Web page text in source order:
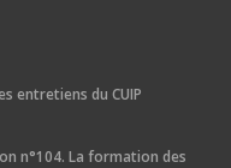
entretiens du CUIP
n°104. La formation des